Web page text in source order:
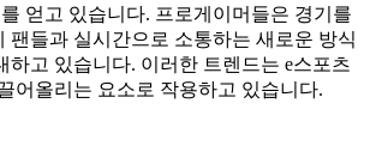
얻고 있습니다. 프로게이머들은 경기를
팬들과 실시간으로 소통하는 새로운 방식
하고 있습니다. 이러한 트렌드는 e스포츠
어올리는 요소로 작용하고 있습니다.